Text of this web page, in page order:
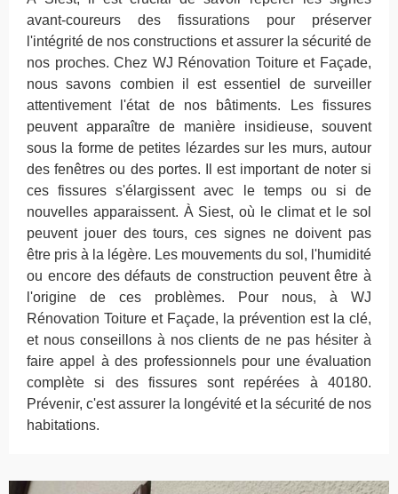
avant-coureurs des fissurations pour préserver
l'intégrité de nos constructions et assurer la sécurité de
nos proches. Chez WJ Rénovation Toiture et Façade,
nous savons combien il est essentiel de surveiller
attentivement l'état de nos bâtiments. Les fissures
peuvent apparaître de manière insidieuse, souvent
sous la forme de petites lézardes sur les murs, autour
des fenêtres ou des portes. Il est important de noter si
ces fissures s'élargissent avec le temps ou si de
nouvelles apparaissent. À Siest, où le climat et le sol
peuvent jouer des tours, ces signes ne doivent pas
être pris à la légère. Les mouvements du sol, l'humidité
ou encore des défauts de construction peuvent être à
l'origine de ces problèmes. Pour nous, à WJ
Rénovation Toiture et Façade, la prévention est la clé,
et nous conseillons à nos clients de ne pas hésiter à
faire appel à des professionnels pour une évaluation
complète si des fissures sont repérées à 40180.
Prévenir, c'est assurer la longévité et la sécurité de nos
habitations.